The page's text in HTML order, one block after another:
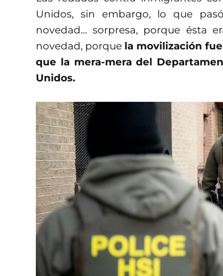
Unidos, sin embargo, lo que
novedad… sorpresa, porque ésta
novedad, porque la movilización
que la mera-mera del
Unidos.